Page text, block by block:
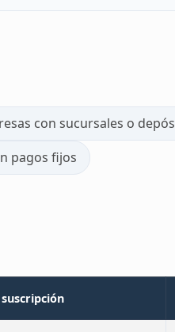
con sucursales o
pagos fijos